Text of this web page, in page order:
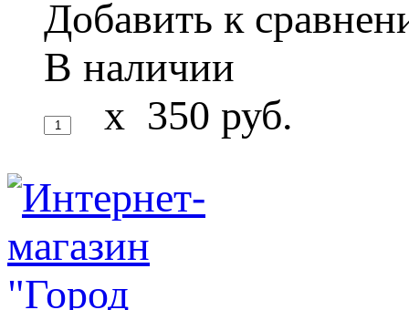
Добавить к
В наличии
x 350 руб.